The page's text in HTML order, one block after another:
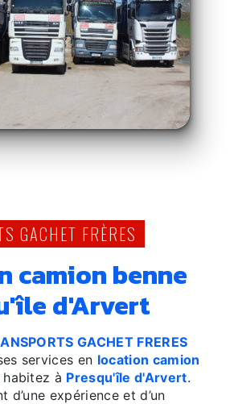
GACHET FRÈRES
d'Arvert
GACHET FRERES
services en location camion
à Presqu'île d'Arvert.
d’une expérience et d’un